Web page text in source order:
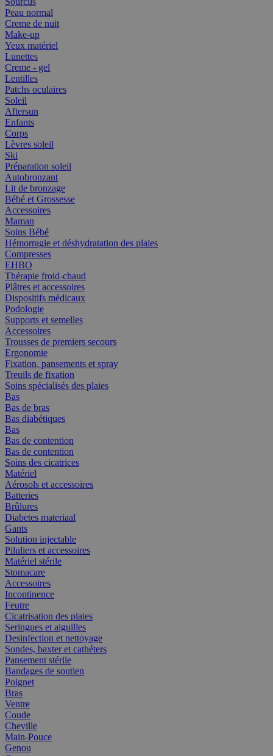
Peau normal
Creme de nuit
Make-up
Yeux matériel
Lunettes
Creme - gel
Lentilles
Patchs oculaires
Soleil
Aftersun
Enfants
Corps
Lèvres soleil
Ski
Préparation soleil
Autobronzant
Lit de bronzage
Bébé et Grossesse
Accessoires
Maman
Soins Bébé
Hémorragie et déshydratation des plaies
Compresses
EHBO
Thérapie froid-chaud
Plâtres et accessoires
Dispositifs médicaux
Podologie
Supports et semelles
Accessoires
Trousses de premiers secours
Ergonomie
Fixation, pansements et spray
Treuils de fixation
Soins spécialisés des plaies
Bas
Bas de bras
Bas diabétiques
Bas
Bas de contention
Bas de contention
Soins des cicatrices
Matériel
Aérosols et accessoires
Batteries
Brûlures
Diabetes materiaal
Gants
Solution injectable
Piluliers et accessoires
Matériel stérile
Stomacare
Accessoires
Incontinence
Feutre
Cicatrisation des plaies
Seringues et aiguilles
Desinfection et nettoyage
Sondes, baxter et cathéters
Pansement stérile
Bandages de soutien
Poignet
Bras
Ventre
Coude
Cheville
Main-Pouce
Genou